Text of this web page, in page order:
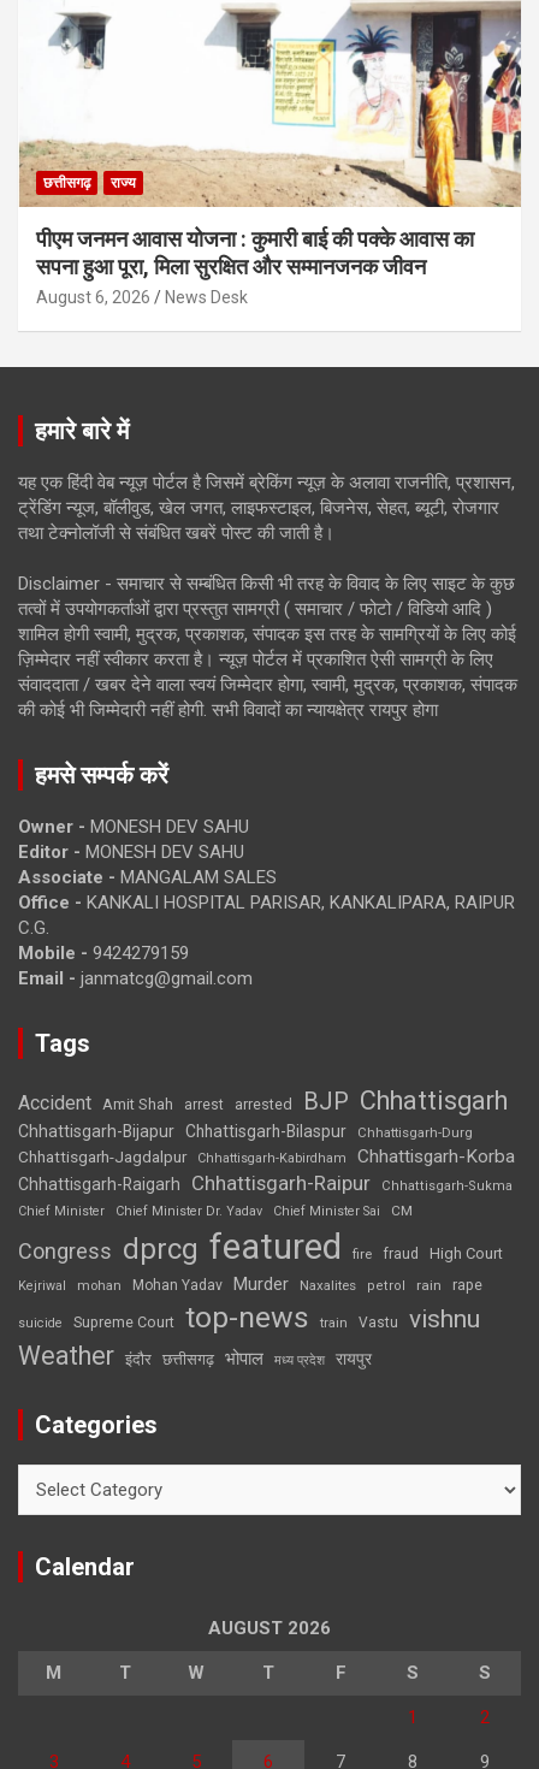
छत्तीसगढ़ राज्य
पीएम जनमन आवास योजना : कुमारी बाई की पक्के आवास का
सपना हुआ पूरा, मिला सुरक्षित और सम्मानजनक जीवन
August 6, 2026 News Desk
हमारे बारे में
यह एक हिंदी वेब न्यूज़ पोर्टल है जिसमें ब्रेकिंग न्यूज़ के अलावा राजनीति, प्रशासन,
ट्रेंडिंग न्यूज, बॉलीवुड, खेल जगत, लाइफस्टाइल, बिजनेस, सेहत, ब्यूटी, रोजगार
तथा टेक्नोलॉजी से संबंधित खबरें पोस्ट की जाती है।
Disclaimer - समाचार से सम्बंधित किसी भी तरह के विवाद के लिए साइट के कुछ
तत्वों में उपयोगकर्ताओं द्वारा प्रस्तुत सामग्री ( समाचार / फोटो / विडियो आदि )
शामिल होगी स्वामी, मुद्रक, प्रकाशक, संपादक इस तरह के सामग्रियों के लिए कोई
ज़िम्मेदार नहीं स्वीकार करता है। न्यूज़ पोर्टल में प्रकाशित ऐसी सामग्री के लिए
संवाददाता / खबर देने वाला स्वयं जिम्मेदार होगा, स्वामी, मुद्रक, प्रकाशक, संपादक
की कोई भी जिम्मेदारी नहीं होगी. सभी विवादों का न्यायक्षेत्र रायपुर होगा
हमसे सम्पर्क करें
Owner - MONESH DEV SAHU
Editor - MONESH DEV SAHU
Associate - MANGALAM SALES
Office - KANKALI HOSPITAL PARISAR, KANKALIPARA, RAIPUR
C.G.
Mobile - 9424279159
Email - janmatcg@gmail.com
Tags
Accident Amit Shah arrest arrested BJP Chhattisgarh
Chhattisgarh-Bijapur Chhattisgarh-Bilaspur Chhattisgarh-Durg
Chhattisgarh-Jagdalpur Chhattisgarh-Kabirdham Chhattisgarh-Korba
Chhattisgarh-Raigarh Chhattisgarh-Raipur
Chhattisgarh-Sukma
Chief Minister
Chief Minister Dr. Yadav Chief Minister Sai CM
Congress dprcg featured fire fraud High Court
Kejriwal mohan Mohan Yadav Murder Naxalites petrol rain rape
suicide Supreme Court top-news train Vastu vishnu
Weather इंदौर छत्तीसगढ़ भोपाल मध्य प्रदेश रायपुर
Categories
Calendar
AUGUST 2026
M T W T F S S
1 2
3 4 5 6 7 8 9